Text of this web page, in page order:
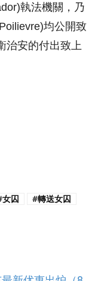
執法機關，乃
均公開致
治安的付出致上
囚
#轉送女囚